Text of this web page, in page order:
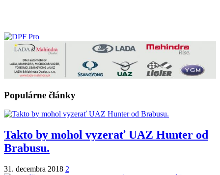
Populárne články
Takto by mohol vyzerať UAZ Hunter od
Brabusu.
31. decembra 2018 2